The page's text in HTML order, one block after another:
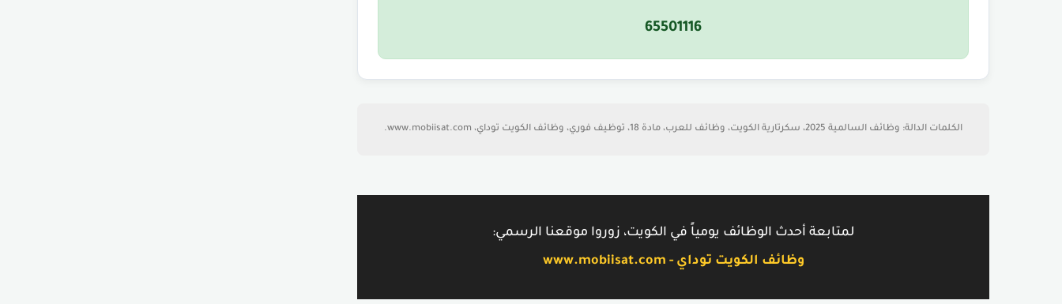
65501116
الكلمات الدالة: وظائف السالمية 2025، سكرتارية الكويت، وظائف للعرب، مادة 18، توظيف فوري، وظائف الكويت توداي، www.mobiisat.com.
لمتابعة أحدث الوظائف يومياً في الكويت، زوروا موقعنا الرسمي:
وظائف الكويت توداي - www.mobiisat.com